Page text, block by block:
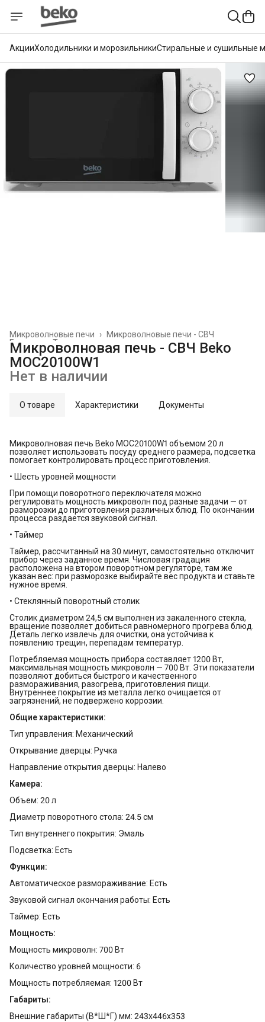
АкцииХолодильники и морозильникиСтиральные и сушильные
Микроволновые печи - СВЧ
Микроволновые печи
›
Техника для кухни
Главная
Микроволновая печь - СВЧ Beko
MOC20100W1
Нет в наличии
О товаре Характеристики Документы
Микроволновая печь Beko MOC20100W1 объемом 20 л
позволяет использовать посуду среднего размера, подсветка
помогает контролировать процесс приготовления.
• Шесть уровней мощности
При помощи поворотного переключателя можно
регулировать мощность микроволн под разные задачи — от
разморозки до приготовления различных блюд. По окончании
процесса раздается звуковой сигнал.
• Таймер
Таймер, рассчитанный на 30 минут, самостоятельно отключит
прибор через заданное время. Числовая градация
расположена на втором поворотном регуляторе, там же
указан вес: при разморозке выбирайте вес продукта и ставьте
нужное время.
• Стеклянный поворотный столик
Столик диаметром 24,5 см выполнен из закаленного стекла,
вращение позволяет добиться равномерного прогрева блюд.
Деталь легко извлечь для очистки, она устойчива к
появлению трещин, перепадам температур.
Потребляемая мощность прибора составляет 1200 Вт,
максимальная мощность микроволн — 700 Вт. Эти показатели
позволяют добиться быстрого и качественного
размораживания, разогрева, приготовления пищи.
Внутреннее покрытие из металла легко очищается от
загрязнений, не подвержено коррозии.
Общие характеристики:
Тип управления: Механический
Открывание дверцы: Ручка
Направление открытия дверцы: Налево
Камера:
Объем: 20 л
Диаметр поворотного стола: 24.5 см
Тип внутреннего покрытия: Эмаль
Подсветка: Есть
Функции:
Автоматическое размораживание: Есть
Звуковой сигнал окончания работы: Есть
Таймер: Есть
Мощность:
Мощность микроволн: 700 Вт
Количество уровней мощности: 6
Мощность потребляемая: 1200 Вт
Габариты:
Внешние габариты (В*Ш*Г) мм: 243х446х353